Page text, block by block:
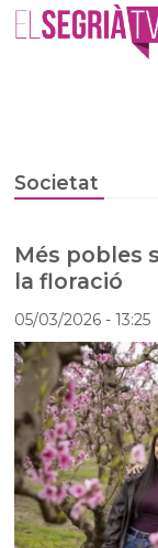
Societat
Més pobles
la floració
05/03/2026- 13:25